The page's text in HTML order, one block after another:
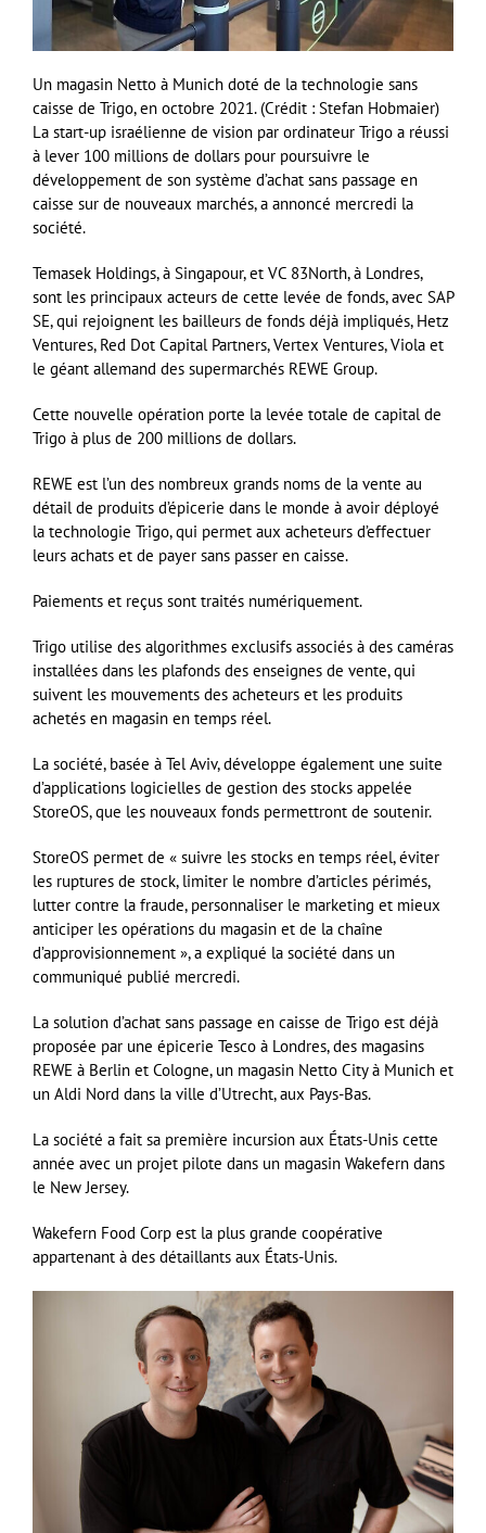
Un magasin Netto à Munich doté de la technologie sans
caisse de Trigo, en octobre 2021. (Crédit : Stefan Hobmaier)
La start-up israélienne de vision par ordinateur Trigo a réussi
à lever 100 millions de dollars pour poursuivre le
développement de son système d’achat sans passage en
caisse sur de nouveaux marchés, a annoncé mercredi la
société.
Temasek Holdings, à Singapour, et VC 83North, à Londres,
sont les principaux acteurs de cette levée de fonds, avec SAP
SE, qui rejoignent les bailleurs de fonds déjà impliqués, Hetz
Ventures, Red Dot Capital Partners, Vertex Ventures, Viola et
le géant allemand des supermarchés REWE Group.
Cette nouvelle opération porte la levée totale de capital de
Trigo à plus de 200 millions de dollars.
REWE est l’un des nombreux grands noms de la vente au
détail de produits d’épicerie dans le monde à avoir déployé
la technologie Trigo, qui permet aux acheteurs d’effectuer
leurs achats et de payer sans passer en caisse.
Paiements et reçus sont traités numériquement.
Trigo utilise des algorithmes exclusifs associés à des caméras
installées dans les plafonds des enseignes de vente, qui
suivent les mouvements des acheteurs et les produits
achetés en magasin en temps réel.
La société, basée à Tel Aviv, développe également une suite
d’applications logicielles de gestion des stocks appelée
StoreOS, que les nouveaux fonds permettront de soutenir.
StoreOS permet de « suivre les stocks en temps réel, éviter
les ruptures de stock, limiter le nombre d’articles périmés,
lutter contre la fraude, personnaliser le marketing et mieux
anticiper les opérations du magasin et de la chaîne
d’approvisionnement », a expliqué la société dans un
communiqué publié mercredi.
La solution d’achat sans passage en caisse de Trigo est déjà
proposée par une épicerie Tesco à Londres, des magasins
REWE à Berlin et Cologne, un magasin Netto City à Munich et
un Aldi Nord dans la ville d’Utrecht, aux Pays-Bas.
La société a fait sa première incursion aux États-Unis cette
année avec un projet pilote dans un magasin Wakefern dans
le New Jersey.
Wakefern Food Corp est la plus grande coopérative
appartenant à des détaillants aux États-Unis.